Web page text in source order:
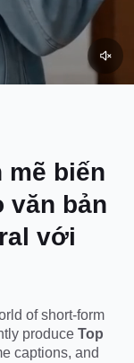
internet ngày
mẽ biến
văn bản
với
of short-form
produce Top
captions, and